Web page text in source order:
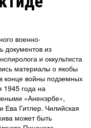
военно-
документов из
и оккультиста
материалы о якобы
конце войны подземных
1945 года на
«Аненэрбе»,
Ева Гитлер. Чилийская
может быть